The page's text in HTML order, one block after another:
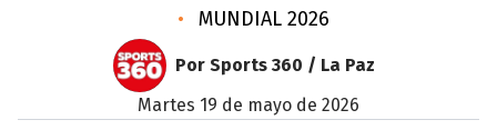
• MUNDIAL 2026
Por Sports 360 / La Paz
martes 19 de mayo de 2026